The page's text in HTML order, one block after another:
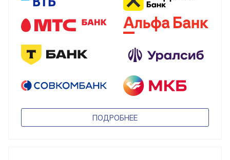
ПОДРОБНЕЕ